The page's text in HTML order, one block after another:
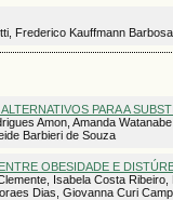
Frederico Kauffmann
PARA A
Amon, Amanda
Barbieri de Souza
OBESIDADE E
Isabela Costa
Dias, Giovanna Curi